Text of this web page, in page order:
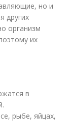
но и
других
организм
их
в
рыбе, яйцах,